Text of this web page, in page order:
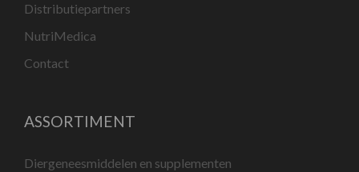
Distributiepartners
NutriMedica
Contact
ASSORTIMENT
Diergeneesmiddelen en supplementen